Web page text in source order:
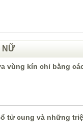
NỮ
vùng kín chỉ bằng
tử cung và những